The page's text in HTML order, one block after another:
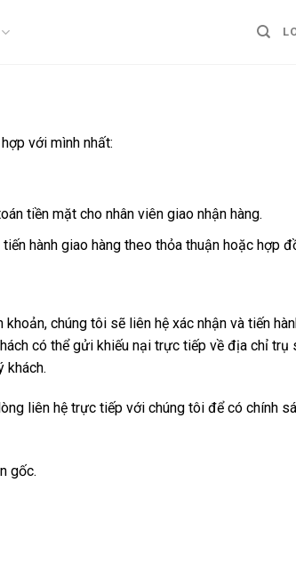
với mình nhất:
tiền mặt cho nhân viên giao nhận hàng.
hành giao hàng theo thỏa thuận hoặc hợp
chúng tôi sẽ liên hệ xác nhận và tiến
có thể gửi khiếu nại trực tiếp về địa chỉ trụ
khách.
liên hệ trực tiếp với chúng tôi để có chính
gốc.